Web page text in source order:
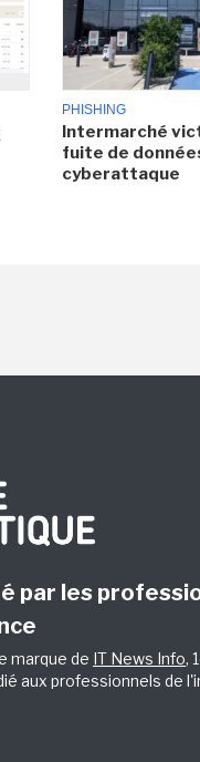
PHISHING
Intermarché
fuite de
cyberattaque
par les
marque de IT News Info,
aux professionnels de